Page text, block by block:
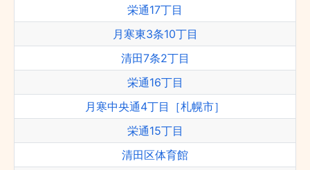
栄通17丁目
月寒東3条10丁目
清田7条2丁目
栄通16丁目
月寒中央通4丁目［札幌市］
栄通15丁目
清田区体育館